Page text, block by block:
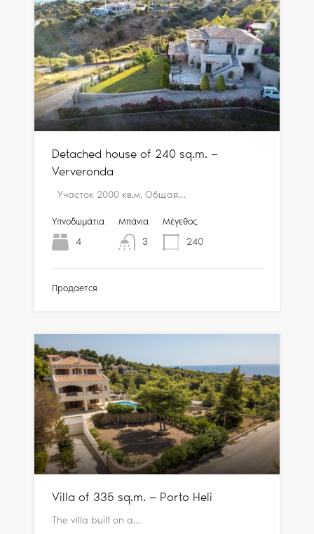
Detached house of 240 sq.m. —
Ververonda
Участок 2000 кв.м. Общая…
Υπνοδωμάτια
4
Μπάνια
3
Μέγεθος
240
Продается
Villa of 335 sq.m. — Porto Heli
The villa built on a…